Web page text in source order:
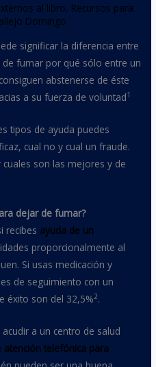
al libro, Recursos para
Domingo
significar la diferencia entre
fumar por qué sólo entre un
abstenerse de éste
a su fuerza de voluntad1
tipos de ayuda puedes
cual no y cual un fraude.
son las mejores y de
dejar de fumar?
recibes ayuda de un
proporcionalmente al
Si usas medicación y
de seguimiento con un
éxito son del 32,5%2.
a un centro de salud
atención telefónica para